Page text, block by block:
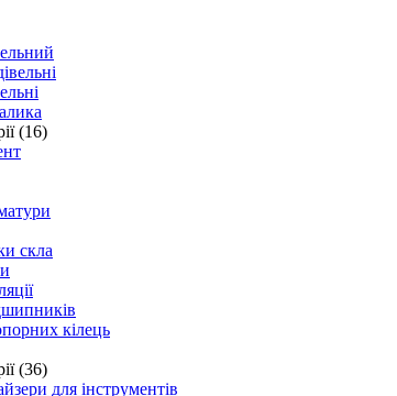
(16)
скла
кілець
(36)
для інструментів